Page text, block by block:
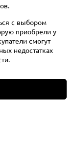
с выбором
приобрели у
смогут
недостатках